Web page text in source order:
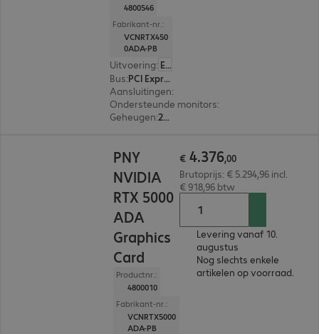
4800546
Fabrikant-nr.:
VCNRTX450
0ADA-PB
Uitvoering: Europa
Bus:
PCI Express x16
Aansluitingen:
Ondersteunde monitors:
Geheugen: 24 GB
PNY
NVIDIA
RTX 5000
ADA
Graphics
Card
Productnr.:
4800010
Fabrikant-nr.:
VCNRTX5000
ADA-PB
€ 4.376,00
Brutoprijs: € 5.294,96 incl.
€ 918,96 btw
Levering vanaf 10.
augustus
Nog slechts enkele
artikelen op voorraad.